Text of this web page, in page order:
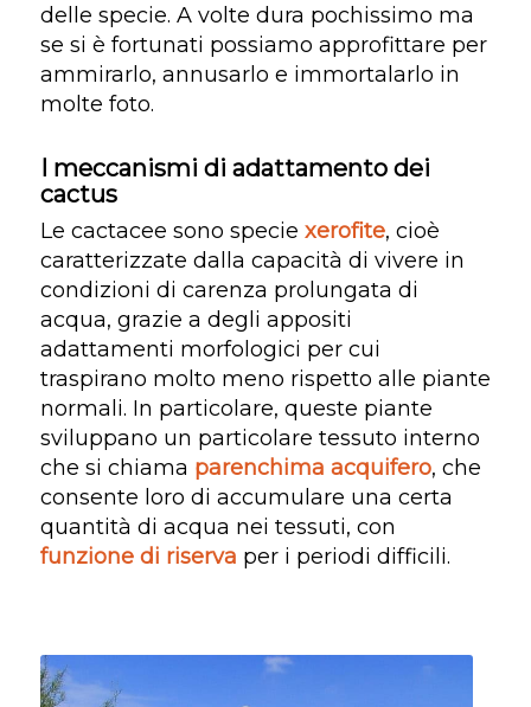
delle specie. A volte dura pochissimo ma
se si è fortunati possiamo approfittare per
ammirarlo, annusarlo e immortalarlo in
molte foto.
I meccanismi di adattamento dei
cactus
Le cactacee sono specie xerofite, cioè
caratterizzate dalla capacità di vivere in
condizioni di carenza prolungata di
acqua, grazie a degli appositi
adattamenti morfologici per cui
traspirano molto meno rispetto alle piante
normali. In particolare, queste piante
sviluppano un particolare tessuto interno
che si chiama parenchima acquifero, che
consente loro di accumulare una certa
quantità di acqua nei tessuti, con
funzione di riserva per i periodi difficili.